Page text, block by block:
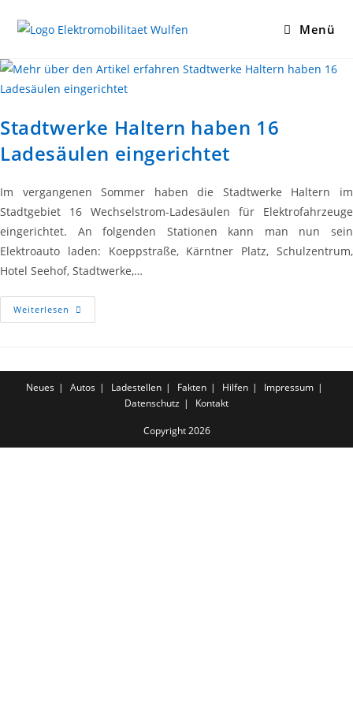
Inhalt
Menü
Stadtwerke Haltern haben 16
Ladesäulen eingerichtet
Im vergangenen Sommer haben die Stadtwerke Haltern im
Stadtgebiet 16 Wechselstrom-Ladesäulen für Elektrofahrzeuge
eingerichtet. An folgenden Stationen kann man nun sein
Elektroauto laden: Koeppstraße, Kärntner Platz, Schulzentrum,
Hotel Seehof, Stadtwerke,…
Weiterlesen Stadtwerke
Haltern
Neues Autos Ladestellen Fakten Hilfen
Impressum
Datenschutz
Kontakt
Copyright 2026